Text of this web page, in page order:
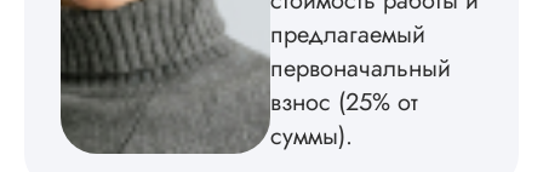
структура, и
оформление.
самостоятельно
обосновал
предлагаемый
первоначальный
взнос (25% от
суммы).